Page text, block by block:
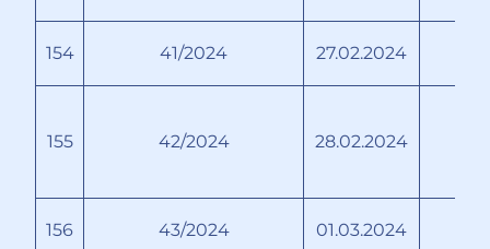
154 41/2024 27.02.2024
155 42/2024 28.02.2024
156 43/2024 01.03.2024